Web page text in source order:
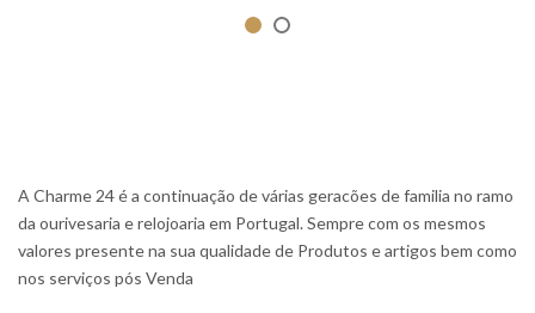
A Charme 24 é a continuação de várias geracões de familia no ramo
da ourivesaria e relojoaria em Portugal. Sempre com os mesmos
valores presente na sua qualidade de Produtos e artigos bem como
nos serviços pós Venda